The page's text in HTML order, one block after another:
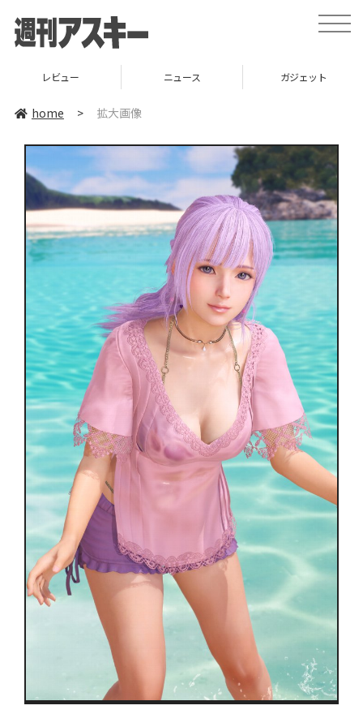
toggle
レビュー ニュース ガジェット
home > 拡大画像